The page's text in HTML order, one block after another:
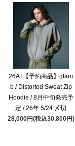
26AT【予約商品】glam
b / Distorted Sweat Zip
Hoodie / 8月中旬発売予
定 / 26年 5/24 〆切
28,000円(税込30,800円)